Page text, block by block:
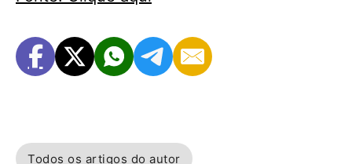
Todos os artigos do autor